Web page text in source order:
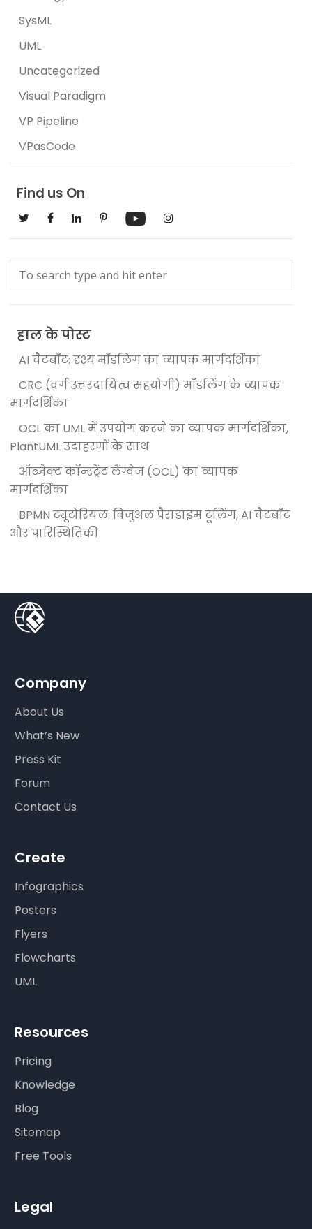
SysML
UML
Uncategorized
Visual Paradigm
VP Pipeline
VPasCode
Find us On
हाल के पोस्ट
AI चैटबॉट: दृश्य मॉडलिंग का व्यापक मार्गदर्शिका
CRC (वर्ग उत्तरदायित्व सहयोगी) मॉडलिंग के व्यापक
मार्गदर्शिका
OCL का UML में उपयोग करने का व्यापक मार्गदर्शिका,
PlantUML उदाहरणों के साथ
ऑब्जेक्ट कॉन्स्ट्रेंट लैंग्वेज (OCL) का व्यापक
मार्गदर्शिका
BPMN ट्यूटोरियल: विजुअल पैराडाइम टूलिंग, AI चैटबॉट
और पारिस्थितिकी
Company
About Us
What’s New
Press Kit
Forum
Contact Us
Create
Infographics
Posters
Flyers
Flowcharts
UML
Resources
Pricing
Knowledge
Blog
Sitemap
Free Tools
Legal